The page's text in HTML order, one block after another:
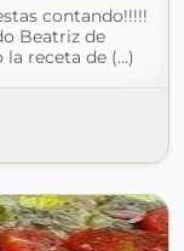
contando!!!!!
Beatriz de
receta de (...)